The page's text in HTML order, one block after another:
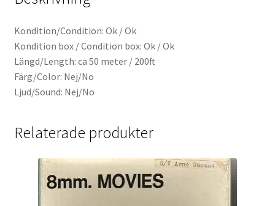
Kondition/Condition: Ok / Ok
Kondition box / Condition box: Ok / Ok
Längd/Length: ca 50 meter / 200ft
Färg/Color: Nej/No
Ljud/Sound: Nej/No
Relaterade produkter